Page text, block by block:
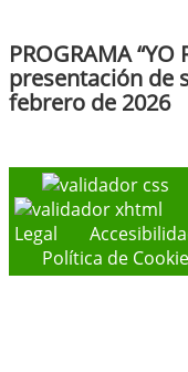
PROGRAMA “YO
presentación de
febrero de 2026
Legal
Política de